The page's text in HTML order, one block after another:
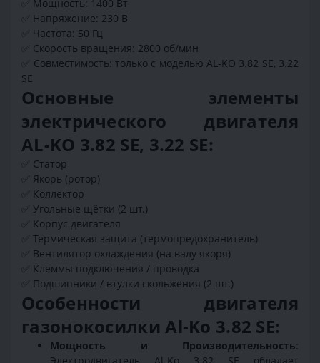
✅ Мощность: 1400 Вт
✅ Напряжение: 230 В
✅ Частота: 50 Гц
✅ Скорость вращения: 2800 об/мин
✅ Совместимость: только с моделью AL-KO 3.82 SE, 3.22
SE
Основные элементы
электрического двигателя
AL-KO 3.82 SE, 3.22 SE:
✅ Статор
✅ Якорь (ротор)
✅ Коллектор
✅ Угольные щётки (2 шт.)
✅ Корпус двигателя
✅ Термическая защита (термопредохранитель)
✅ Вентилятор охлаждения (на валу якоря)
✅ Клеммы подключения / проводка
✅ Подшипники / втулки скольжения (2 шт.)
Особенности двигателя
газонокосилки Al-Ko 3.82 SE:
Мощность и Производительность: